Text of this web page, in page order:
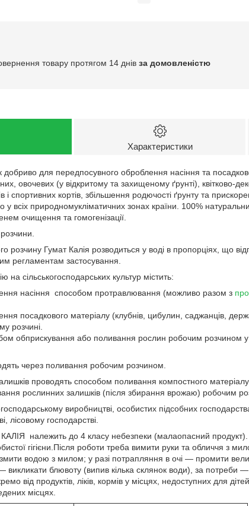
товару протягом 14 днів за домовленістю
Характеристики
для передпосувного оброблення насіння та
овочевих (у відкритому та захищеному ґрунті), квітково-
і спортивних кортів, збільшення родючості ґрунту та
у всіх природномукліматичних зонах країни. 100%
очищення та гомогенізації.
розчину Гумат Калія розводиться у воді в пропорціях, що
регламентам застосування.
на сільськогосподарських культур містить:
насіння способом протравлювання (можливо разом з
посадкового матеріалу (клубнів, цибулин, саджанців,
розчині.
обприскування або поливання рослин робочим розчином у
через поливання робочим розчином.
проводять способом поливання компостного
рослинних залишків (після збирання врожаю) робочим
виробництві, особистих підсобних
лісовому господарстві.
належить до 4 класу небезпеки (малаопасний продукт).
гігієни.Після роботи треба вимити руки та обличчя з
водою з милом; у разі потрапляння в очі — промити
викликати блювоту (випив кілька склянок води), за потреби
від продуктів, ліків, кормів у місцях, недоступних для
місцях.